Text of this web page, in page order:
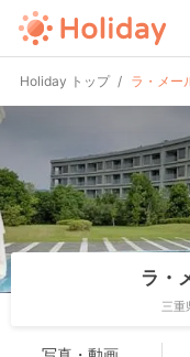
Holiday トップ ラ・メー
ラ・
三重